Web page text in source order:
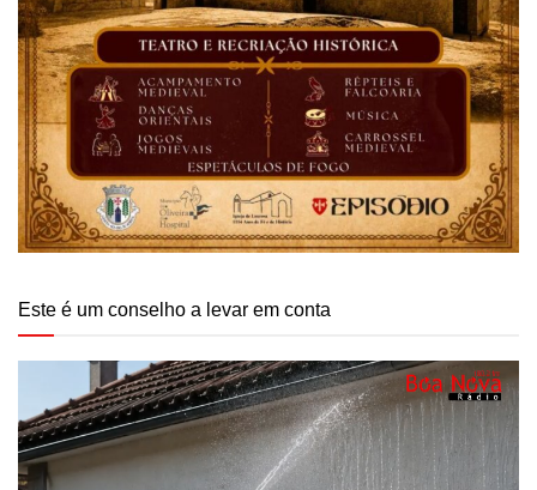
Este é um conselho a levar em conta